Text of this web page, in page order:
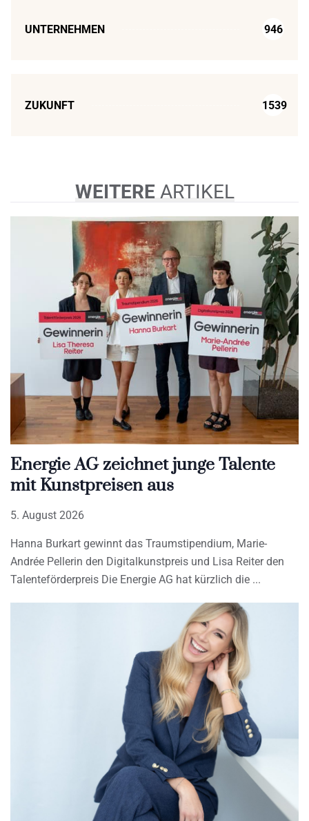
UNTERNEHMEN 946
ZUKUNFT 1539
WEITEREARTIKEL
Energie AG zeichnet junge Talente
mit Kunstpreisen aus
5. August 2026
Hanna Burkart gewinnt das Traumstipendium, Marie-
Andrée Pellerin den Digitalkunstpreis und Lisa Reiter den
Talenteförderpreis Die Energie AG hat kürzlich die